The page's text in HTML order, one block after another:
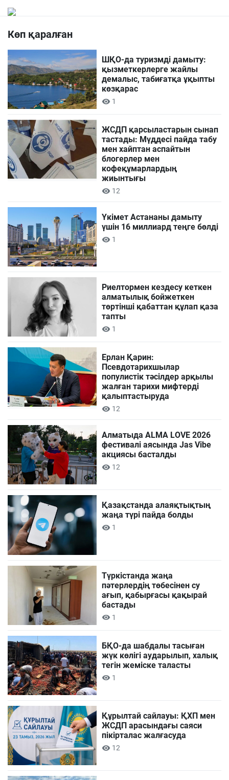
Көп қаралған
ШҚО-да туризмді дамыту:
қызметкерлерге жайлы
демалыс, табиғатқа ұқыпты
көзқарас
1
ЖСДП қарсыластарын сынап
тастады: Мүддесі пайда табу
мен хайптан аспайтын
блогерлер мен
кофеқұмарлардың
жиынтығы
12
Үкімет Астананы дамыту
үшін 16 миллиард теңге бөлді
1
Риелтормен кездесу кеткен
алматылық бойжеткен
төртінші қабаттан құлап қаза
тапты
1
Ерлан Қарин:
Псевдотарихшылар
популистік тәсілдер арқылы
жалған тарихи мифтерді
қалыптастыруда
12
Алматыда ALMA LOVE 2026
фестивалі аясында Jas Vibe
акциясы басталды
12
Қазақстанда алаяқтықтың
жаңа түрі пайда болды
1
Түркістанда жаңа
пәтерлердің төбесінен су
ағып, қабырғасы қақырай
бастады
1
БҚО-да шабдалы тасыған
жүк көлігі аударылып, халық
тегін жеміске таласты
1
Құрылтай сайлауы: ҚХП мен
ЖСДП арасындағы саяси
пікірталас жалғасуда
12